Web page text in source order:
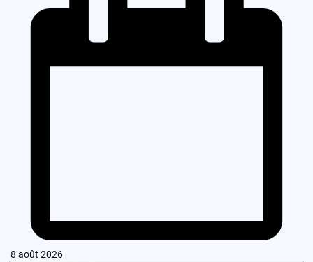
8 août 2026